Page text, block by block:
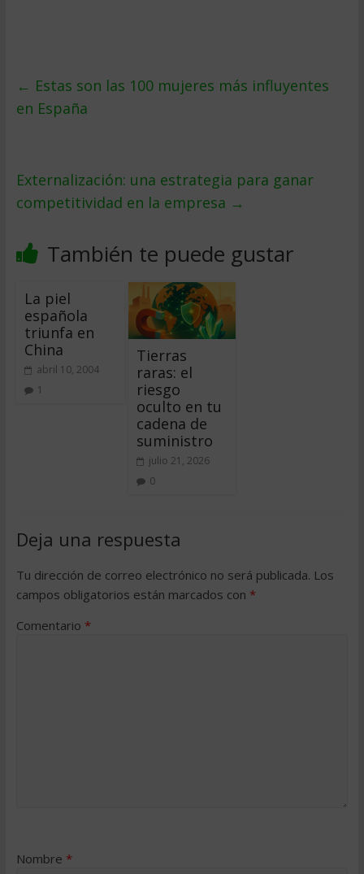
← Estas son las 100 mujeres más influyentes
en España
Externalización: una estrategia para ganar
competitividad en la empresa →
También te puede gustar
La piel
española
triunfa en
China
abril 10, 2004
1
Tierras
raras: el
riesgo
oculto en tu
cadena de
suministro
julio 21, 2026
0
Deja una respuesta
Tu dirección de correo electrónico no será publicada. Los
campos obligatorios están marcados con *
Comentario *
Nombre *